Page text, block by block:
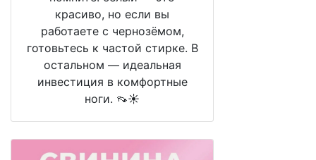
красиво, но если вы
работаете с чернозёмом,
готовьтесь к частой стирке. В
остальном — идеальная
инвестиция в комфортные
ноги. 👡☀️